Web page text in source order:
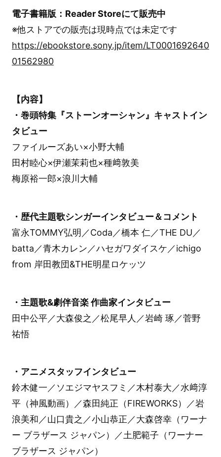
電子書籍版：Reader Storeにて販売中
※他ストアでの販売は現時点では未定です
https://ebookstore.sony.jp/item/LT0001692640
01562980
【内容】
・巻頭特集『ストーンオーシャン』キャストイン
タビュー
ファイルーズあい×小野大輔
田村睦心×伊瀬茉莉也×種﨑敦美
梅原裕一郎×浪川大輔
・歴代主題歌シンガーインタビュー＆コメント
富永TOMMY弘明／Coda／橋本 仁／THE DU／
batta／青木カレン／ハセガワダイスケ／ichigo
from 岸田教団&THE明星ロケッツ
・主題歌&劇伴音楽 作曲家インタビュー
田中公平／大森俊之／松尾早人／岩崎 琢／菅野
祐悟
・アニメスタッフインタビュー
鈴木健一／ソエジマヤスフミ／木村泰大／水﨑淳
平（神風動画）／森田純正（FIREWORKS）／岩
浪美和／山口貴之／小山恭正／大森啓幸（ワーナ
ー ブラザース ジャパン）／土肥範子（ワーナー
ブラザース ジャパン）